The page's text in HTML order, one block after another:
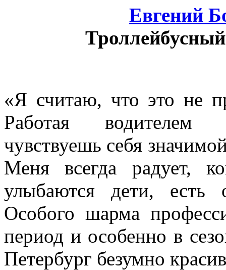
Евгений
«Я считаю, что это не
Работая водителем
чувствуешь себя
Меня всегда радует,
улыбаются дети,
Особого шарма
период и особенно в
Петербург безумно